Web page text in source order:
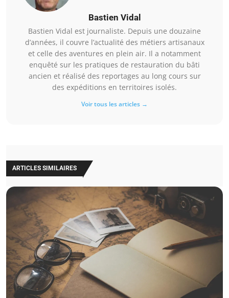
Bastien Vidal
Bastien Vidal est journaliste. Depuis une douzaine
d’années, il couvre l’actualité des métiers artisanaux
et celle des aventures en plein air. Il a notamment
enquêté sur les pratiques de restauration du bâti
ancien et réalisé des reportages au long cours sur
des expéditions en territoires isolés.
Voir tous les articles →
ARTICLES SIMILAIRES